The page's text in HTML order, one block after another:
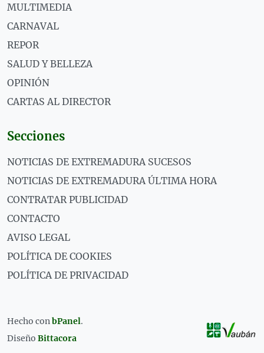
MULTIMEDIA
CARNAVAL
REPOR
SALUD Y BELLEZA
OPINIÓN
CARTAS AL DIRECTOR
Secciones
NOTICIAS DE EXTREMADURA SUCESOS
NOTICIAS DE EXTREMADURA ÚLTIMA HORA
CONTRATAR PUBLICIDAD
CONTACTO
AVISO LEGAL
POLÍTICA DE COOKIES
POLÍTICA DE PRIVACIDAD
Hecho conbPanel.
Diseño Bittacora